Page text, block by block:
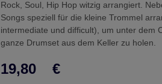
Rock, Soul, Hip Hop witzig arrangiert.
Songs speziell für die kleine Trommel
intermediate und difficult), um unter dem
ganze Drumset aus dem Keller zu holen.
19,80 €